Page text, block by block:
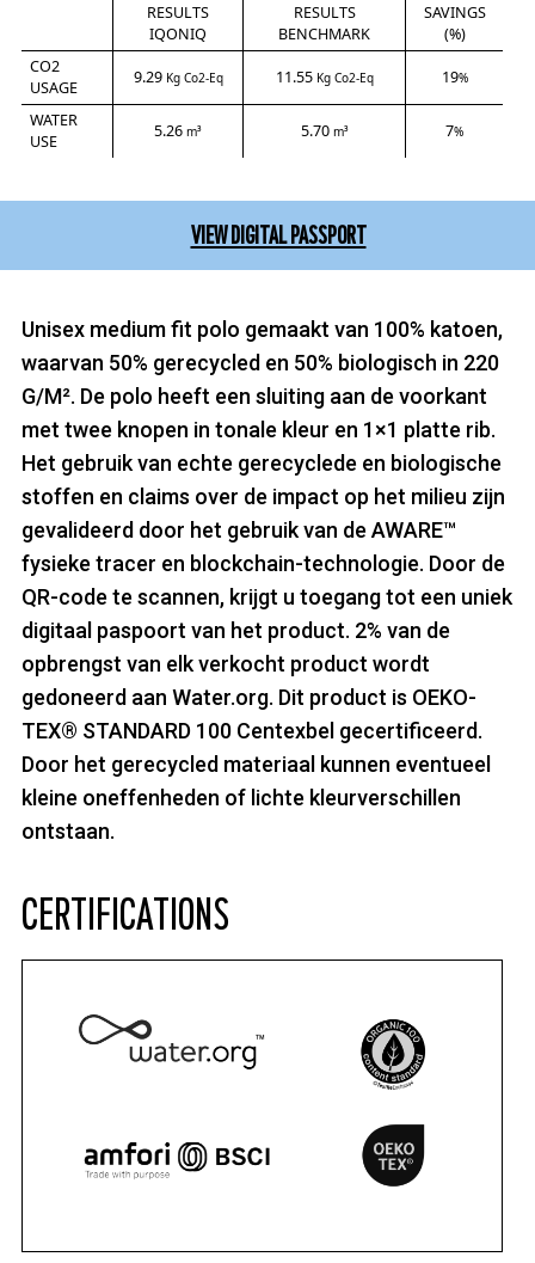
RESULTS
IQONIQ
RESULTS
BENCHMARK
SAVINGS
(%)
CO2
USAGE
9.29 Kg Co2-Eq 11.55 Kg Co2-Eq 19%
WATER
USE
5.26 m³ 5.70 m³ 7%
VIEW DIGITAL PASSPORT
Unisex medium fit polo gemaakt van 100% katoen,
waarvan 50% gerecycled en 50% biologisch in 220
G/M². De polo heeft een sluiting aan de voorkant
met twee knopen in tonale kleur en 1×1 platte rib.
Het gebruik van echte gerecyclede en biologische
stoffen en claims over de impact op het milieu zijn
gevalideerd door het gebruik van de AWARE™
fysieke tracer en blockchain-technologie. Door de
QR-code te scannen, krijgt u toegang tot een uniek
digitaal paspoort van het product. 2% van de
opbrengst van elk verkocht product wordt
gedoneerd aan Water.org. Dit product is OEKO-
TEX® STANDARD 100 Centexbel gecertificeerd.
Door het gerecycled materiaal kunnen eventueel
kleine oneffenheden of lichte kleurverschillen
ontstaan.
CERTIFICATIONS